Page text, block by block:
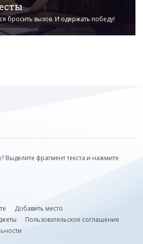
бросить вызов. И одержать победу!
Выделите фрагмент текста и нажмите
Добавить место
Пользовательское соглашение